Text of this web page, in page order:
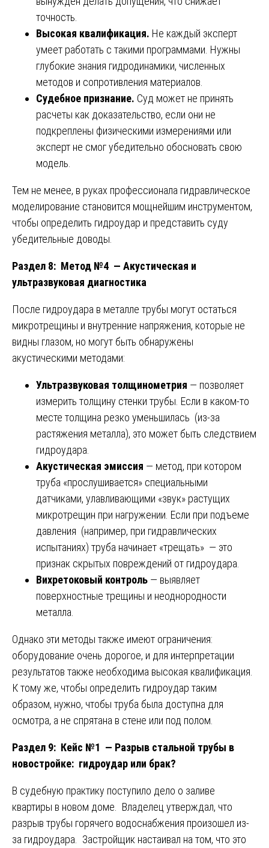
точность.
Высокая квалификация. Не каждый эксперт
умеет работать с такими программами. Нужны
глубокие знания гидродинамики, численных
методов и сопротивления материалов.
Судебное признание. Суд может не принять
расчеты как доказательство, если они не
подкреплены физическими измерениями или
эксперт не смог убедительно обосновать свою
модель.
Тем не менее, в руках профессионала гидравлическое
моделирование становится мощнейшим инструментом,
чтобы определить гидроудар и представить суду
убедительные доводы.
Раздел 8: Метод №4 — Акустическая и
ультразвуковая диагностика
После гидроудара в металле трубы могут остаться
микротрещины и внутренние напряжения, которые не
видны глазом, но могут быть обнаружены
акустическими методами:
Ультразвуковая толщинометрия — позволяет
измерить толщину стенки трубы. Если в каком-то
месте толщина резко уменьшилась (из-за
растяжения металла), это может быть следствием
гидроудара.
Акустическая эмиссия — метод, при котором
труба «прослушивается» специальными
датчиками, улавливающими «звук» растущих
микротрещин при нагружении. Если при подъеме
давления (например, при гидравлических
испытаниях) труба начинает «трещать» — это
признак скрытых повреждений от гидроудара.
Вихретоковый контроль — выявляет
поверхностные трещины и неоднородности
металла.
Однако эти методы также имеют ограничения:
оборудование очень дорогое, и для интерпретации
результатов также необходима высокая квалификация.
К тому же, чтобы определить гидроудар таким
образом, нужно, чтобы труба была доступна для
осмотра, а не спрятана в стене или под полом.
Раздел 9: Кейс №1 — Разрыв стальной трубы в
новостройке: гидроудар или брак?
В судебную практику поступило дело о заливе
квартиры в новом доме. Владелец утверждал, что
разрыв трубы горячего водоснабжения произошел из-
за гидроудара. Застройщик настаивал на том, что это